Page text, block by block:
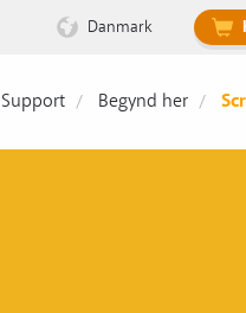
Danmark
Support Begynd her